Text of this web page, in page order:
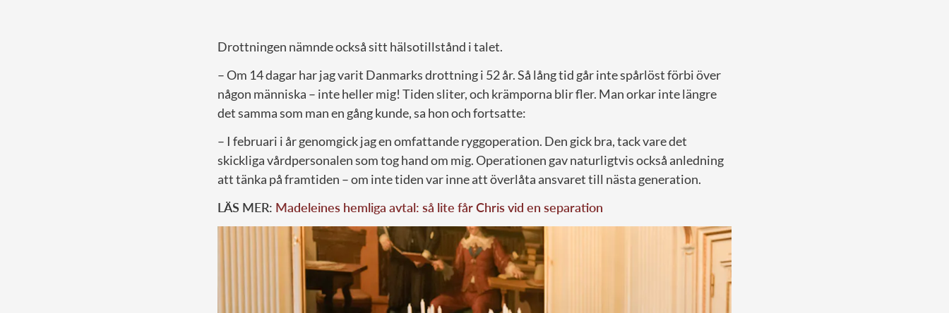
Drottningen nämnde också sitt hälsotillstånd i talet.
– Om 14 dagar har jag varit Danmarks drottning i 52 år. Så lång tid går inte spårlöst förbi över
någon människa – inte heller mig! Tiden sliter, och krämporna blir fler. Man orkar inte längre
det samma som man en gång kunde, sa hon och fortsatte:
– I februari i år genomgick jag en omfattande ryggoperation. Den gick bra, tack vare det
skickliga vårdpersonalen som tog hand om mig. Operationen gav naturligtvis också anledning
att tänka på framtiden – om inte tiden var inne att överlåta ansvaret till nästa generation.
LÄS MER: Madeleines hemliga avtal: så lite får Chris vid en separation